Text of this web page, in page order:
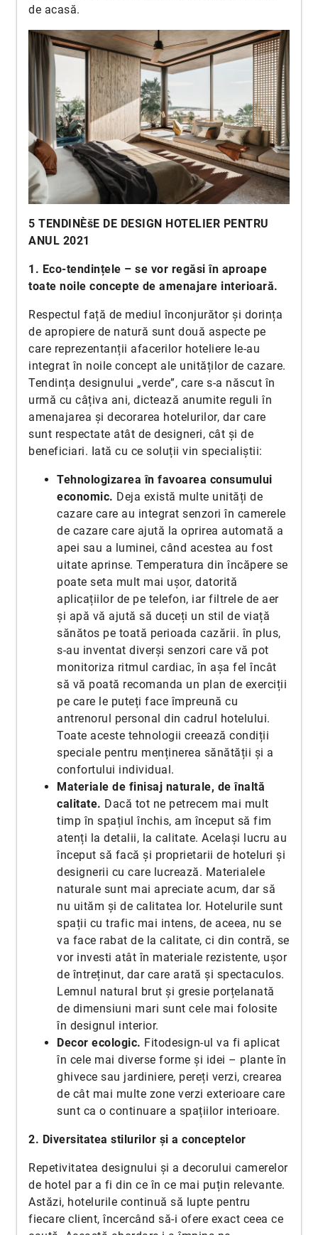
de acasă.
5 TENDINÈšE DE DESIGN HOTELIER PENTRU
ANUL 2021
1. Eco-tendințele – se vor regăsi în aproape
toate noile concepte de amenajare interioară.
Respectul față de mediul înconjurător și dorința
de apropiere de natură sunt două aspecte pe
care reprezentanții afacerilor hoteliere le-au
integrat în noile concept ale unităților de cazare.
Tendința designului „verde”, care s-a născut în
urmă cu câțiva ani, dictează anumite reguli în
amenajarea și decorarea hotelurilor, dar care
sunt respectate atât de designeri, cât și de
beneficiari. Iată cu ce soluții vin specialiștii:
Tehnologizarea în favoarea consumului
economic. Deja există multe unități de
cazare care au integrat senzori în camerele
de cazare care ajută la oprirea automată a
apei sau a luminei, când acestea au fost
uitate aprinse. Temperatura din încăpere se
poate seta mult mai ușor, datorită
aplicațiilor de pe telefon, iar filtrele de aer
și apă vă ajută să duceți un stil de viață
sănătos pe toată perioada cazării. în plus,
s-au inventat diverși senzori care vă pot
monitoriza ritmul cardiac, în așa fel încât
să vă poată recomanda un plan de exerciții
pe care le puteți face împreună cu
antrenorul personal din cadrul hotelului.
Toate aceste tehnologii creează condiții
speciale pentru menținerea sănătății și a
confortului individual.
Materiale de finisaj naturale, de înaltă
calitate. Dacă tot ne petrecem mai mult
timp în spațiul închis, am început să fim
atenți la detalii, la calitate. Același lucru au
început să facă și proprietarii de hoteluri și
designerii cu care lucrează. Materialele
naturale sunt mai apreciate acum, dar să
nu uităm și de calitatea lor. Hotelurile sunt
spații cu trafic mai intens, de aceea, nu se
va face rabat de la calitate, ci din contră, se
vor investi atât în materiale rezistente, ușor
de întreținut, dar care arată și spectaculos.
Lemnul natural brut și gresie porțelanată
de dimensiuni mari sunt cele mai folosite
în designul interior.
Decor ecologic. Fitodesign-ul va fi aplicat
în cele mai diverse forme și idei – plante în
ghivece sau jardiniere, pereți verzi, crearea
de cât mai multe zone verzi exterioare care
sunt ca o continuare a spațiilor interioare.
2. Diversitatea stilurilor și a conceptelor
Repetivitatea designului și a decorului camerelor
de hotel par a fi din ce în ce mai puțin relevante.
Astăzi, hotelurile continuă să lupte pentru
fiecare client, încercând să-i ofere exact ceea ce